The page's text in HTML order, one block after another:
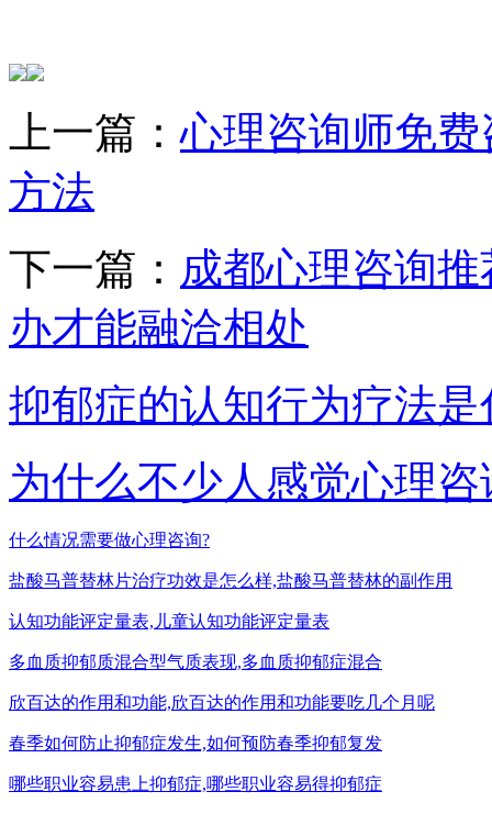
上一篇：心理咨询师免
方法
下一篇： 成都心理咨询
办才能融洽相处
抑郁症的认知行为疗法
为什么不少人感觉心理
什么情况需要做心理咨询?
盐酸马普替林片治疗功效是怎么样,盐酸马普替林的副作用
认知功能评定量表,儿童认知功能评定量表
多血质抑郁质混合型气质表现,多血质抑郁症混合
欣百达的作用和功能,欣百达的作用和功能要吃几个月呢
春季如何防止抑郁症发生,如何预防春季抑郁复发
哪些职业容易患上抑郁症,哪些职业容易得抑郁症